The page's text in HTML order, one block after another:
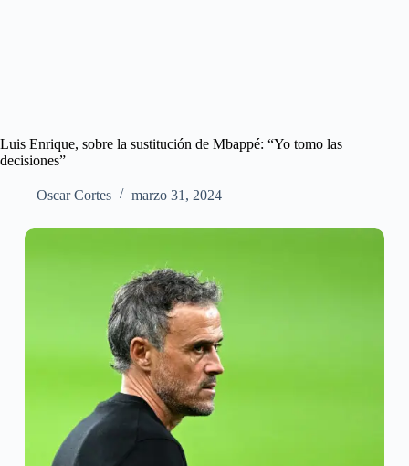
Luis Enrique, sobre la sustitución de Mbappé: “Yo tomo las
decisiones”
Oscar Cortes marzo 31, 2024